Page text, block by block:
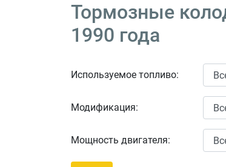
Тормозные
1990 года
Используемое топливо:
Модификация:
Мощность двигателя: